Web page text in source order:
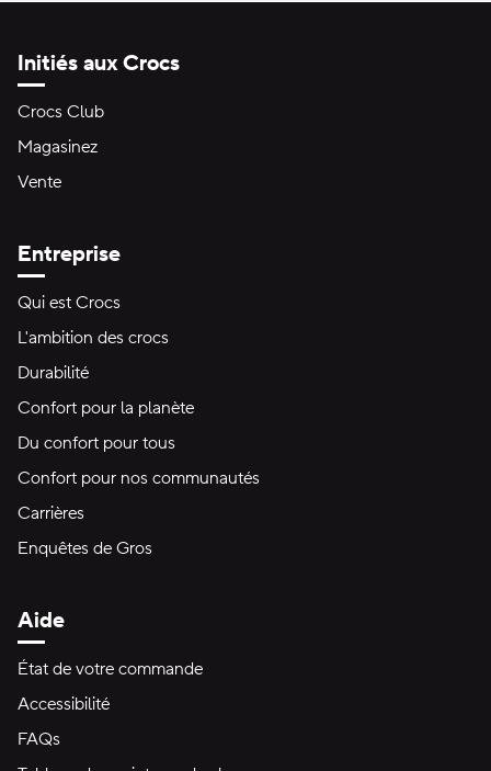
Initiés aux Crocs
Crocs Club
Magasinez
Vente
Entreprise
Qui est Crocs
L'ambition des crocs
Durabilité
Confort pour la planète
Du confort pour tous
Confort pour nos communautés
Carrières
Enquêtes de Gros
Aide
État de votre commande
Accessibilité
FAQs